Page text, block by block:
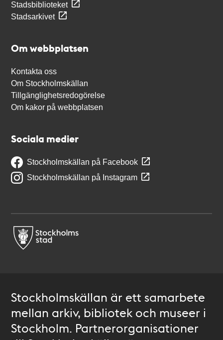
Stadsbiblioteket
Stadsarkivet
Om webbplatsen
Kontakta oss
Om Stockholmskällan
Tillgänglighetsredogörelse
Om kakor på webbplatsen
Sociala medier
Stockholmskällan på Facebook
Stockholmskällan på Instagram
Stockholmskällan är ett samarbete
mellan arkiv, bibliotek och museer i
Stockholm. Partnerorganisationer